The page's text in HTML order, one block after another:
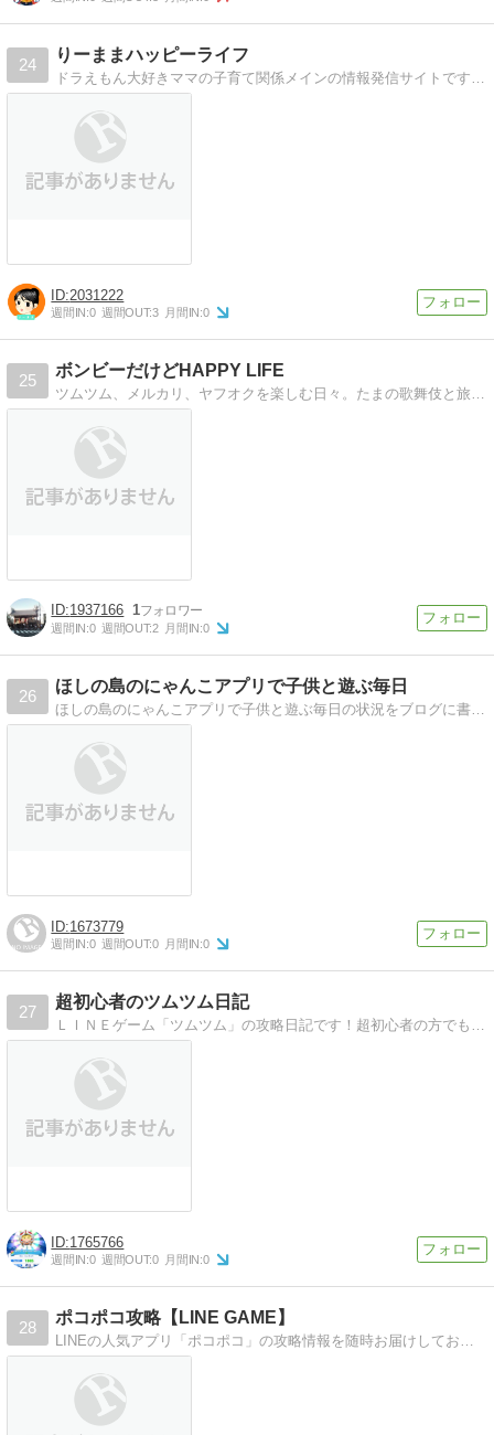
24
りーままハッピーライフ
ドラえもん大好きママの子育て関係メインの情報発信サイトです。子育て中の方にオススメしたいお出かけ情報や商品などを紹介しています。育児のスキマ時間にできるドラえもんパークなどのゲームの攻略情報も少し書いてます。
2031222
週間IN:0 週間OUT:3 月間IN:0
25
ボンビーだけどHAPPY LIFE
ツムツム、メルカリ、ヤフオクを楽しむ日々。たまの歌舞伎と旅行を楽しみに、ワーキングマザーとして日々奮闘。ほとんど雑談です。
1937166 1
週間IN:0 週間OUT:2 月間IN:0
26
ほしの島のにゃんこアプリで子供と遊ぶ毎日
ほしの島のにゃんこアプリで子供と遊ぶ毎日の状況をブログに書いています。裏技、攻略法なども積極的に探したいと思います。
1673779
週間IN:0 週間OUT:0 月間IN:0
27
超初心者のツムツム日記
ＬＩＮＥゲーム「ツムツム」の攻略日記です！超初心者の方でも分かりやすいような、攻略ブログを目指してます。
1765766
週間IN:0 週間OUT:0 月間IN:0
28
ポコポコ攻略【LINE GAME】
LINEの人気アプリ「ポコポコ」の攻略情報を随時お届けしております！ぜひ参考にしてください！